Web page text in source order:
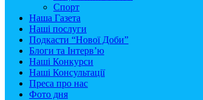
Спорт
Наша Газета
Наші послуги
Подкасти “Нової Доби”
Блоги та Інтерв’ю
Наші Конкурси
Наші Консультації
Преса про нас
Фото дня